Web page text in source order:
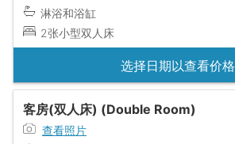
淋浴和浴缸
2张小型双人床
选择日期以查看价格
客房(双人床) (Double Room)
查看照片